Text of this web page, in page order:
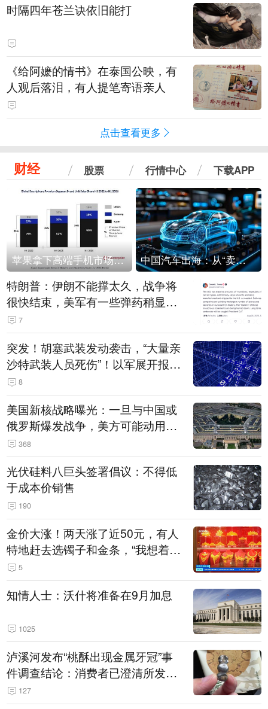
时隔四年苍兰诀依旧能打
《给阿嬷的情书》在泰国公映，有
人观后落泪，有人提笔寄语亲人
点击查看更多
财经 股票 行情中心 下载APP
苹果拿下高端手机市场65%的份额：iPhone 17系列功不可没 中国汽车出海：从“卖出去”到“走进去”
特朗普：伊朗不能撑太久，战争将
很快结束，美军有一些弹药稍显紧
张！伊朗公布拟议的海峡管理文本
7
突发！胡塞武装发动袭击，“大量亲
沙特武装人员死伤”！以军展开报复
性空袭
8
美国新核战略曝光：一旦与中国或
俄罗斯爆发战争，美方可能动用战
术核武器
368
光伏硅料八巨头签署倡议：不得低
于成本价销售
190
金价大涨！两天涨了近50元，有人
特地赶去选镯子和金条，“我想着买
起来可以保值，小批量进一些货”
5
知情人士：沃什将准备在9月加息
1025
泸溪河发布“桃酥出现金属牙冠”事
件调查结论：消费者已澄清所发视
频情况不属实
127